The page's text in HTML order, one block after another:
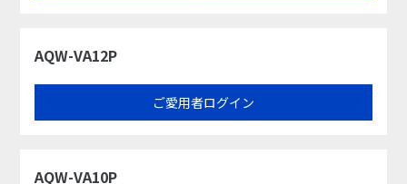
AQW-VA12P
ご愛用者ログイン
AQW-VA10P